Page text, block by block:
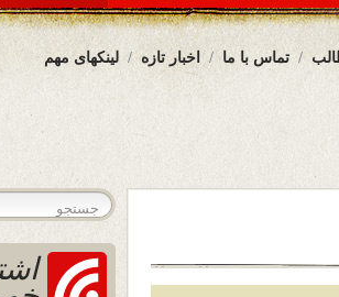
لینکهای مهم اخبار تازه تماس با ما